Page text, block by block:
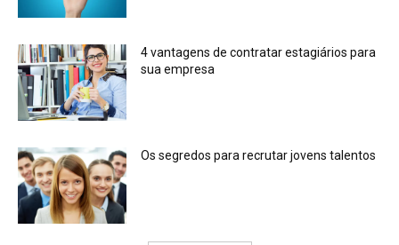
4 vantagens de contratar estagiários para
sua empresa
Os segredos para recrutar jovens talentos